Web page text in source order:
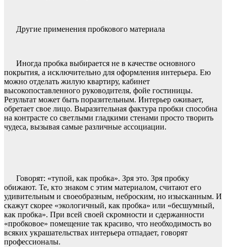
Другие применения пробкового материала
Иногда пробка выбирается не в качестве основного
покрытия, а исключительно для оформления интерьера. Ею
можно отделать жилую квартиру, кабинет
высокопоставленного руководителя, фойе гостиницы.
Результат может быть поразительным. Интерьер оживает,
обретает свое лицо. Выразительная фактура пробки способна
на контрасте со светлыми гладкими стенами просто творить
чудеса, вызывая самые различные ассоциации.
Говорят: «тупой, как пробка». Зря это. Зря пробку
обижают. Те, кто знаком с этим материалом, считают его
удивительным и своеобразным, неброским, но изысканным. И
скажут скорее «экологичный, как пробка» или «бесшумный,
как пробка». При всей своей скромности и сдержанности
«пробковое» помещение так красиво, что необходимость во
всяких украшательствах интерьера отпадает, говорят
профессионалы.